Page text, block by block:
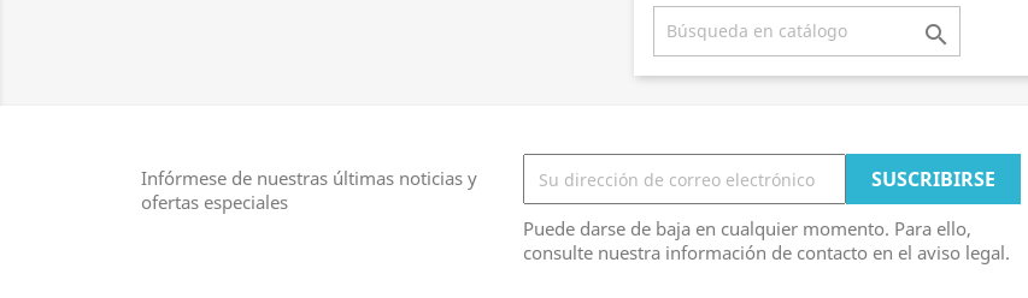

Infórmese de nuestras últimas noticias y
ofertas especiales
Puede darse de baja en cualquier momento. Para ello,
consulte nuestra información de contacto en el aviso legal.